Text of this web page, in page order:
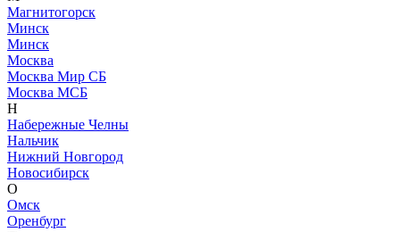
Магнитогорск
Минск
Минск
Москва
Москва Мир СБ
Москва МСБ
Н
Набережные Челны
Нальчик
Нижний Новгород
Новосибирск
О
Омск
Оренбург